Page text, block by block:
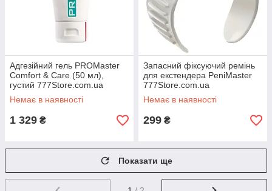
Адгезійний гель PROMaster
Comfort & Care (50 мл),
густий 777Store.com.ua
Немає в наявності
1 329 ₴
Запасний фіксуючий ремінь
для екстендера PeniMaster
777Store.com.ua
Немає в наявності
299 ₴
Показати ще